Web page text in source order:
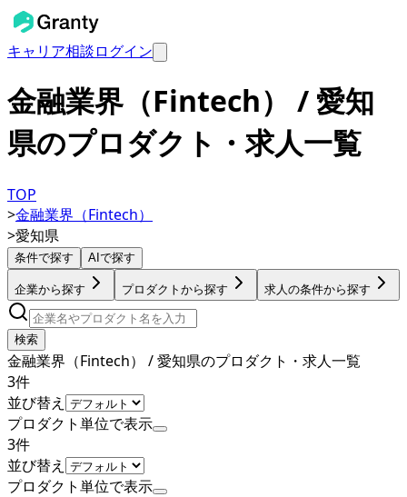
キャリア相談ログイン
金融業界（Fintech） / 愛知
県のプロダクト・求人一覧
TOP
>金融業界（Fintech）
>愛知県
条件で探す AIで探す
企業から探す プロダクトから探す 求人の条件から探す
検索
金融業界（Fintech） / 愛知県のプロダクト・求人一覧
3件
並び替え
プロダクト単位で表示
3件
並び替え
プロダクト単位で表示